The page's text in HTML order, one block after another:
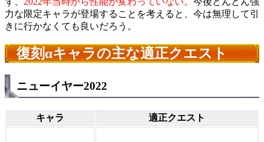
力な限定キャラが登場することを考えると、今は無理して引
きに行かなくても良いだろう。
復刻αキャラの主な適正クエスト
ニューイヤー2022
キャラ 適正クエスト